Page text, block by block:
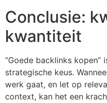
Conclusie:
kwantiteit
“Goede backlinks kopen”
strategische keus.
werk gaat, en let op
context, kan het een